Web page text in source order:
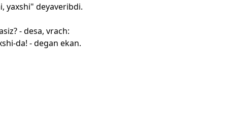
yaxshi" deyaveribdi.
- desa, vrach:
da! - degan ekan.